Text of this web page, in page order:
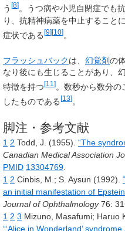
う [8]。うつ病や小児自閉症でも
り、抗精神病薬を中止すること
症状である[9][10]。
フラッシュバックは、 幻覚剤の
なり後にも生じることがあり、
特徴を持つ[11 ] 。数秒から数分の
したものである [13] 。
脚注・参考文献
1 2 Todd, J. (1955). “The
Canadian Medical Association
PMID 13304769.
1 2 Cinbis, M.; S. Aysun (1992).
an initial manifestation of
Journal of Ophthalmology 76:
1 2 3 Mizuno, Masafumi; Haruo
“‘Alice in Wonderland’